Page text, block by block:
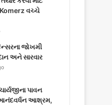
g
a
વચ્ચે
જોખમી
અને સારવાર
પાવન
આનંદવર્ધન આશ્રમ,